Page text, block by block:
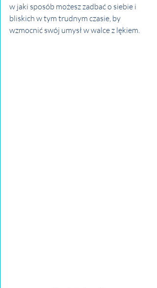
w jaki sposób możesz zadbać o siebie i
bliskich w tym trudnym czasie, by
wzmocnić swój umysł w walce z lękiem.